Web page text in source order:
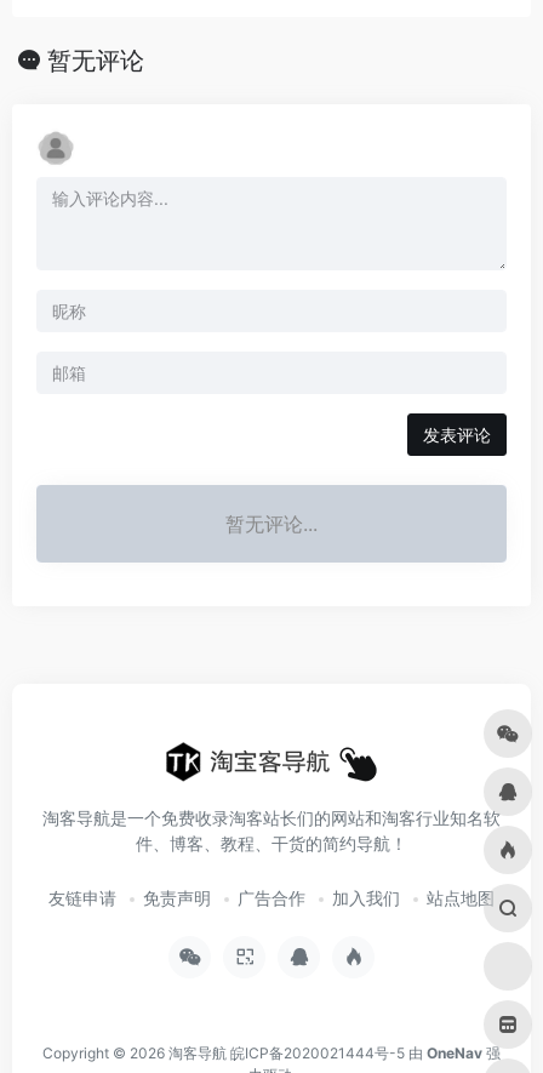
暂无评论
发表评论
暂无评论...
淘客导航是一个免费收录淘客站长们的网站和淘客行业知名软
件、博客、教程、干货的简约导航！
友链申请 免责声明 广告合作 加入我们 站点地图
Copyright © 2026 淘客导航 皖ICP备2020021444号-5 由 OneNav 强